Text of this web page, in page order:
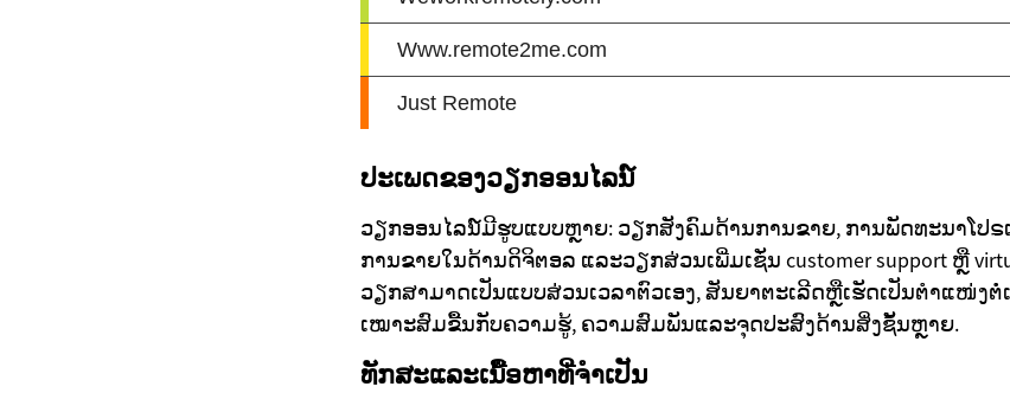
ປະເພດຂອງວຽກອອນໄລນ໌
ວຽກອອນໄລນ໌ມີຮູບແບບຫຼາຍ: ວຽກສັງຄົມດ້ານການຂາຍ, ການພັດທະນາໂປ
ການຂາຍໃນດ້ານດິຈິຕອລ ແລະວຽກສ່ວນເພີ່ມເຊັ່ນ customer support ຫຼື
ວຽກສາມາດເປັນແບບສ່ວນເວລາຕົວເອງ, ສັນຍາຕະເລີດຫຼືເຮັດເປັນຕຳແໜ່ງຕໍ່
ເໝາະສົມຂື້ນກັບຄວາມຮູ້, ຄວາມສົມພັນແລະຈຸດປະສົງດ້ານສິ່ງຊັ້ນຫຼາຍ.
ທັກສະແລະເນື້ອຫາທີ່ຈຳເປັນ